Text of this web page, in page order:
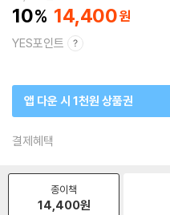
10 14,400
YES포인트
앱 다운 시 1천원 상품권
결제혜택
종이책
14,400원